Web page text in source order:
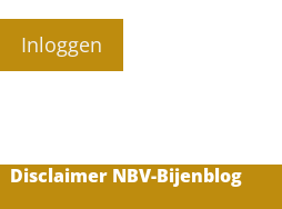
Inloggen
Disclaimer NBV-Bijenblog